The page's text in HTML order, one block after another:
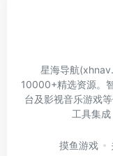
星海导航
10000+精选资源。
台及影视音乐游戏
工具集成
摸鱼游戏